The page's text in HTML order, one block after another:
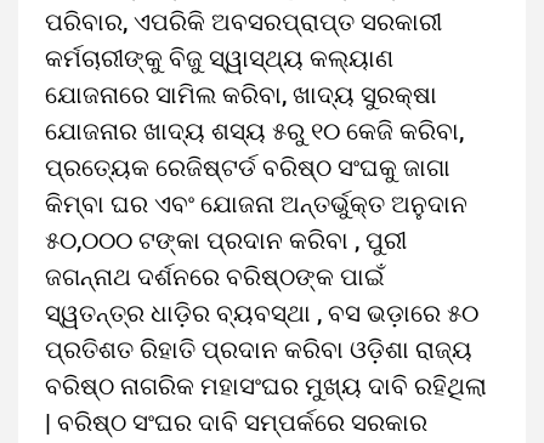
ପରିବାର, ଏପରିକି ଅବସରପ୍ରାପ୍ତ ସରକାରୀ
କର୍ମଚାରୀଙ୍କୁ ବିଜୁ ସ୍ୱାସ୍ଥ୍ୟ କଲ୍ୟାଣ
ଯୋଜନାରେ ସାମିଲ କରିବା, ଖାଦ୍ୟ ସୁରକ୍ଷା
ଯୋଜନାର ଖାଦ୍ୟ ଶସ୍ୟ ୫ରୁ ୧୦ କେଜି କରିବା,
ପ୍ରତ୍ୟେକ ରେଜିଷ୍ଟର୍ଡ ବରିଷ୍ଠ ସଂଘକୁ ଜାଗା
କିମ୍ବା ଘର ଏବଂ ଯୋଜନା ଅନ୍ତର୍ଭୁକ୍ତ ଅନୁଦାନ
୫୦,୦୦୦ ଟଙ୍କା ପ୍ରଦାନ କରିବା , ପୁରୀ
ଜଗନ୍ନାଥ ଦର୍ଶନରେ ବରିଷ୍ଠଙ୍କ ପାଇଁ
ସ୍ୱତନ୍ତ୍ର ଧାଡ଼ିର ବ୍ୟବସ୍ଥା , ବସ ଭଡ଼ାରେ ୫୦
ପ୍ରତିଶତ ରିହାତି ପ୍ରଦାନ କରିବା ଓଡ଼ିଶା ରାଜ୍ୟ
ବରିଷ୍ଠ ନାଗରିକ ମହାସଂଘର ମୁଖ୍ୟ ଦାବି ରହିଥିଲା
| ବରିଷ୍ଠ ସଂଘର ଦାବି ସମ୍ପର୍କରେ ସରକାର